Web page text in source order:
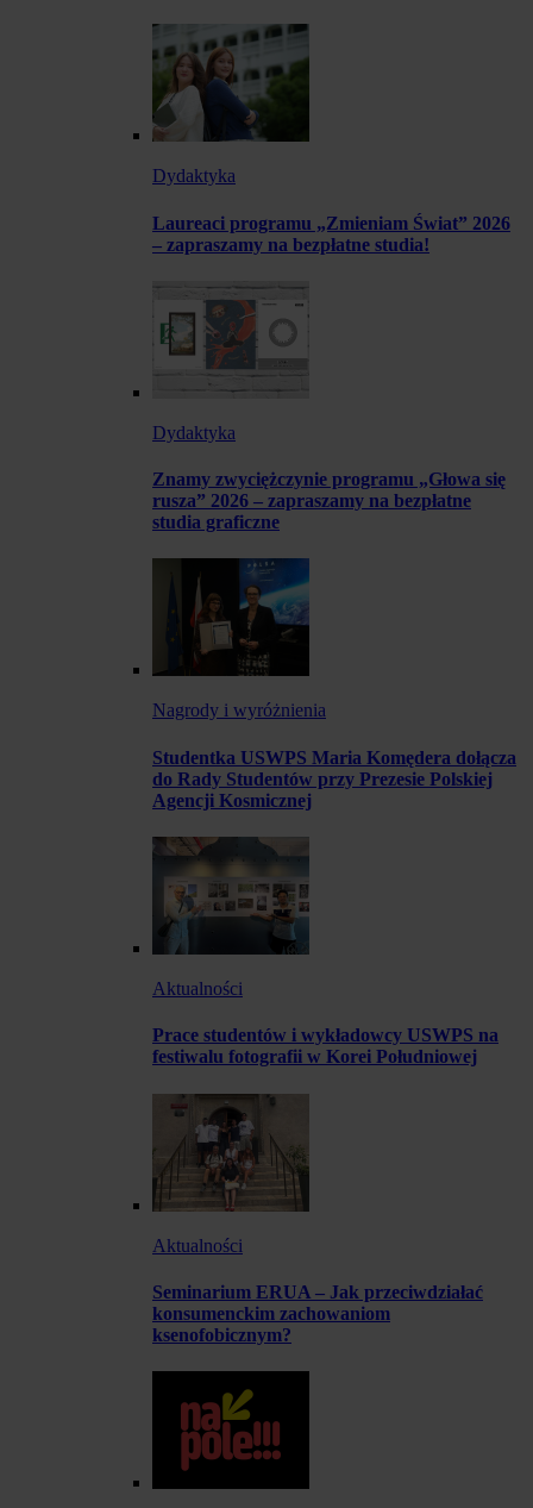
Dydaktyka
Laureaci programu „Zmieniam Świat” 2026
– zapraszamy na bezpłatne studia!
Dydaktyka
Znamy zwyciężczynie programu „Głowa się
rusza” 2026 – zapraszamy na bezpłatne
studia graficzne
Nagrody i wyróżnienia
Studentka USWPS Maria Komędera dołącza
do Rady Studentów przy Prezesie Polskiej
Agencji Kosmicznej
Aktualności
Prace studentów i wykładowcy USWPS na
festiwalu fotografii w Korei Południowej
Aktualności
Seminarium ERUA – Jak przeciwdziałać
konsumenckim zachowaniom
ksenofobicznym?